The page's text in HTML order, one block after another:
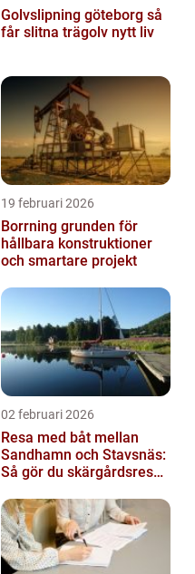
Golvslipning göteborg så
får slitna trägolv nytt liv
19 februari 2026
Borrning grunden för
hållbara konstruktioner
och smartare projekt
02 februari 2026
Resa med båt mellan
Sandhamn och Stavsnäs:
Så gör du skärgårdsresan